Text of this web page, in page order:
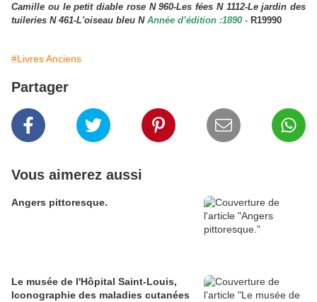
Camille ou le petit diable rose N 960-Les fées N 1112-Le jardin des
tuileries N 461-L'oiseau bleu N Année d’édition :1890 - R19990
#Livres Anciens
Partager
Vous aimerez aussi
Angers pittoresque.
Le musée de l'Hôpital Saint-Louis,
Iconographie des maladies cutanées